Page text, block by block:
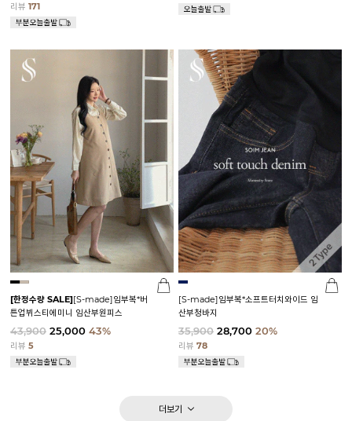
리뷰 171
[한정수량 SALE][S-made]임부복*버
튼업뷔스티에미니 임산부원피스
43,900 25,000 43%
리뷰 5
[S-made]임부복*소프트터치와이드 임
산부청바지
35,900 28,700 20%
리뷰 78
더보기